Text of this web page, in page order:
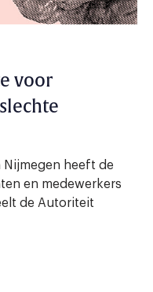
voor
Nijmegen heeft de
en medewerkers
de Autoriteit